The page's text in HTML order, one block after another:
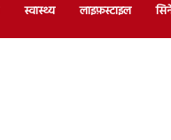
स्वास्थ्य लाइफ़स्टाइल